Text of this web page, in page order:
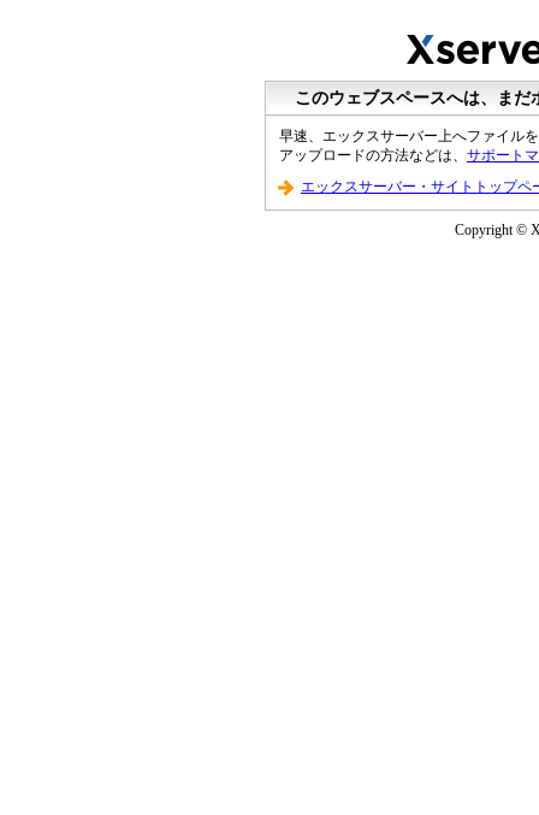
このウェブスペースへは、ま
早速、エックスサーバー上へファイル
アップロードの方法などは、 サポート
エックスサーバー・サイトトップペ
Copyright ©